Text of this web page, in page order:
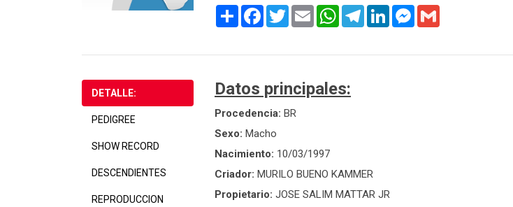
Share FacebookTwitterEmail WhatsAppTelegramLinkedInMessenger
DETALLE:
PEDIGREE
SHOW RECORD
DESCENDIENTES
REPRODUCCION
Datos principales:
Procedencia: BR
Sexo: Macho
Nacimiento: 10/03/1997
Criador: MURILO BUENO KAMMER
Propietario: JOSE SALIM MATTAR JR